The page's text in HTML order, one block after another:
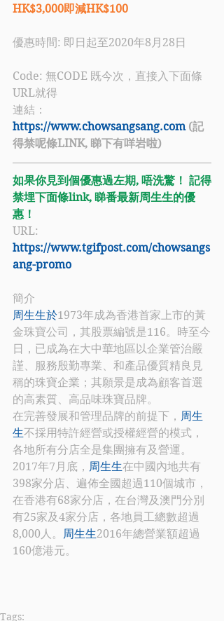
HK$3,000即減HK$100
優惠時間: 即日起至2020年8月28日
Code: 無CODE 既今次，直接入下面條
URL就得
連結：
https://www.chowsangsang.com (記
得禁呢條LINK, 睇下有咩岩啦)
如果你見到個優惠過左期, 唔洗驚！ 記得
禁埋下面條link, 睇番最新周生生的優
惠！
URL:
https://www.tgifpost.com/chowsangs
ang-promo
簡介
周生生於1973年成為香港首家上市的黃
金珠寶公司，其股票編號是116。時至今
日，已成為在大中華地區以企業管治嚴
謹、服務殷勤專業、和產品優質精良見
稱的珠寶企業；其願景是成為顧客首選
的高素質、高品味珠寶品牌。
在完善發展和管理品牌的前提下， 周生
生不採用特許經營或授權經營的模式，
各地所有分店全是集團擁有及營運。
2017年7月底， 周生生在中國內地共有
398家分店、遍佈全國超過110個城市，
在香港有68家分店，在台灣及澳門分別
有25家及4家分店，各地員工總數超過
8,000人。
周生生2016年總營業額超過
160億港元。
Tags: